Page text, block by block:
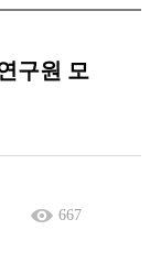
구원 모
667